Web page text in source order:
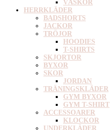
VÄSKOR
HERRKLÄDER
BADSHORTS
JACKOR
TRÖJOR
HOODIES
T-SHIRTS
SKJORTOR
BYXOR
SKOR
JORDAN
TRÄNINGSKLÄDER
GYM BYXOR
GYM T-SHIRT
ACCESSOARER
KLOCKOR
UNDERKLÄDER